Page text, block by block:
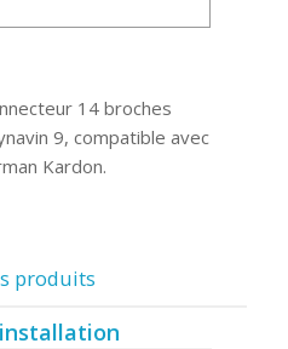
14 broches
9, compatible avec
Kardon.
produits